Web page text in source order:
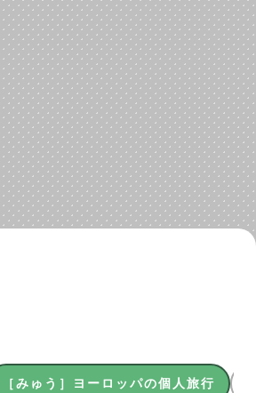
［みゅう］ヨーロッパの個人旅行